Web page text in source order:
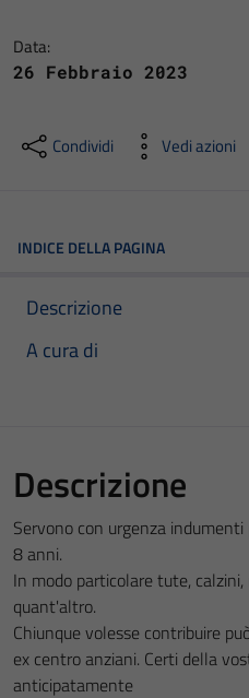
Data:
26 Febbraio 2023
Condividi Vedi azioni
INDICE DELLA PAGINA
Descrizione
A cura di
Descrizione
Servono con urgenza
8 anni.
In modo particolare tute,
quant'altro.
Chiunque volesse contribuire
ex centro anziani. Certi della
anticipatamente